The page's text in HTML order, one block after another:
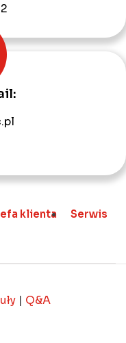
klienta
Serwis
| Q&A